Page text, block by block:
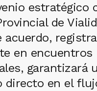
estratégico
de
acuerdo,
en encuentros
garantizará
directo en el